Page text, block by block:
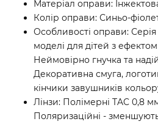
Матеріал оправи:
Колір оправи: Синьо-
Особливості оправи: Серія
моделі для дітей з
Неймовірно гнучка та
Декоративна смуга,
кінчики завушників
Лінзи: Полімерні TAC 0,8
Поляризаційні -